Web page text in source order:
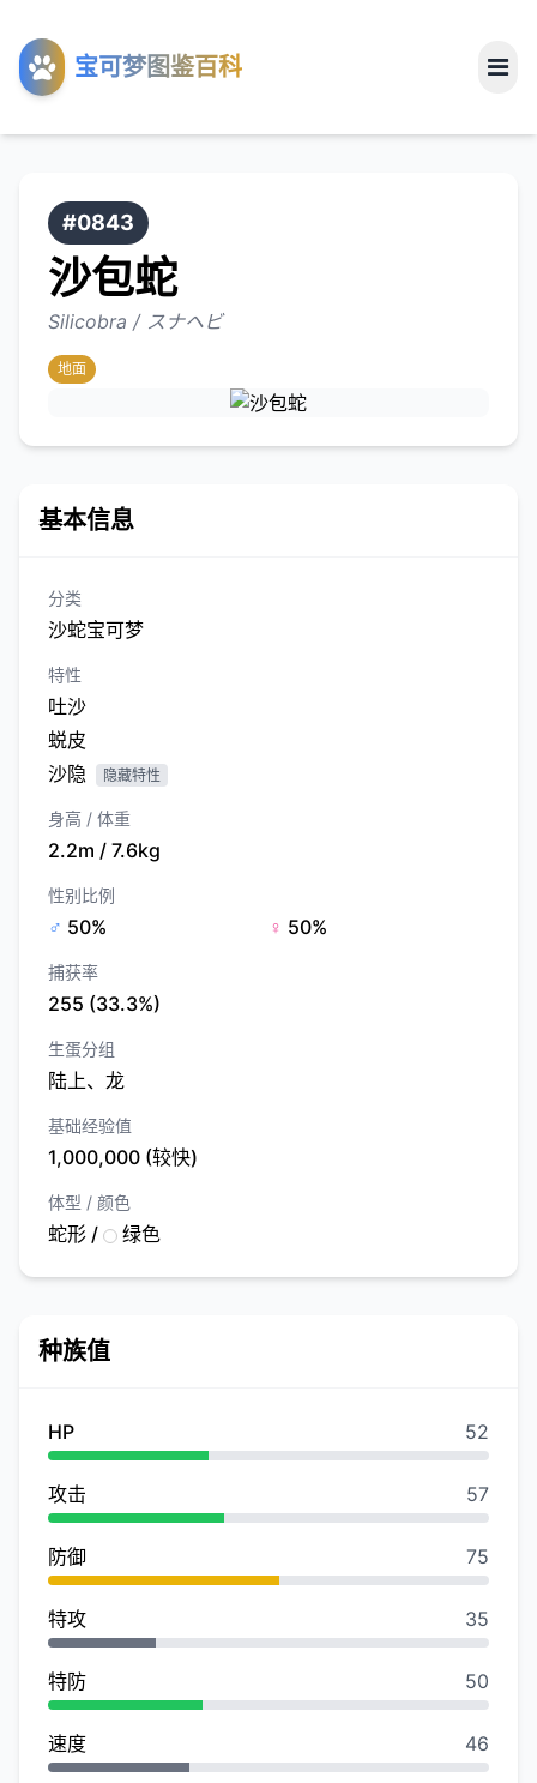
宝可梦图鉴百科
工具
关于
#0843
沙包蛇
Silicobra / スナヘビ
地面
基本信息
分类
沙蛇宝可梦
特性
吐沙
蜕皮
沙隐
隐藏特性
身高 / 体重
2.2m / 7.6kg
性别比例
♂ 50% ♀ 50%
捕获率
255 (33.3%)
生蛋分组
陆上、龙
基础经验值
1,000,000 (较快)
体型 / 颜色
蛇形 / 绿色
种族值
HP 52
攻击 57
防御 75
特攻 35
特防 50
速度 46